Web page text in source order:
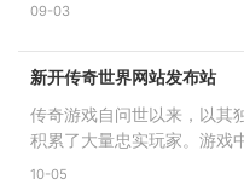
09-03
新开传奇世界网站发布站
传奇游戏自问世以来，以其
积累了大量忠实玩家。游戏
士、法师和道士，每个职
10-05